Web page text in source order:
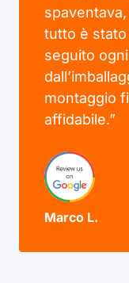
tutto è stato
seguito
montaggio
affidabile.”
Marco L.